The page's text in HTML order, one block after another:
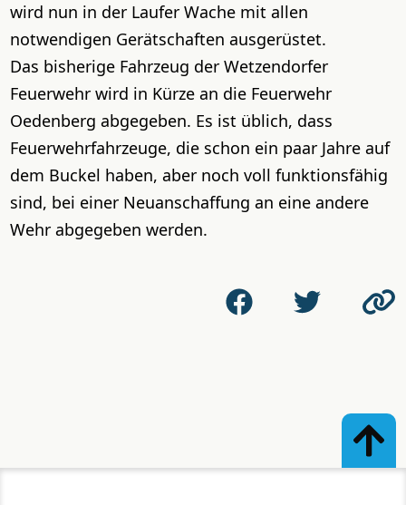
wird nun in der Laufer Wache mit allen
notwendigen Gerätschaften ausgerüstet.
Das bisherige Fahrzeug der Wetzendorfer
Feuerwehr wird in Kürze an die Feuerwehr
Oedenberg abgegeben. Es ist üblich, dass
Feuerwehrfahrzeuge, die schon ein paar Jahre auf
dem Buckel haben, aber noch voll funktionsfähig
sind, bei einer Neuanschaffung an eine andere
Wehr abgegeben werden.